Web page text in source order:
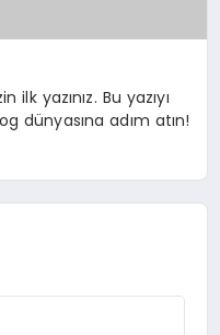
ilk yazınız. Bu yazıyı
dünyasına adım atın!